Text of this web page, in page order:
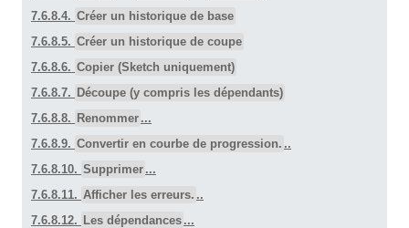
7.6.8.4. Créer un historique de base
7.6.8.5. Créer un historique de coupe
7.6.8.6. Copier (Sketch uniquement)
7.6.8.7. Découpe (y compris les dépendants)
7.6.8.8. Renommer ...
7.6.8.9. Convertir en courbe de progression. ..
7.6.8.10. Supprimer ...
7.6.8.11. Afficher les erreurs. ..
7.6.8.12. Les dépendances ...